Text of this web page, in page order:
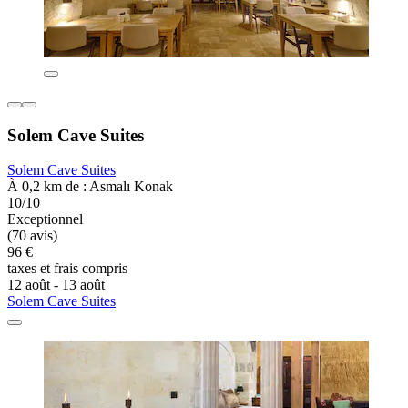
Solem Cave Suites
Solem Cave Suites
À 0,2 km de : Asmalı Konak
10/10
Exceptionnel
(70 avis)
96 €
taxes et frais compris
12 août - 13 août
Solem Cave Suites